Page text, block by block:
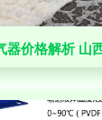
价格解析 山